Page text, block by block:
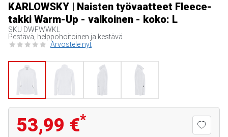
KARLOWSKY | Naisten työvaatteet Fleece-
takki Warm-Up - valkoinen - koko: L
SKU DWFWWKL
Pestävä, helppohoitoinen ja kestävä
Arvostele nyt
53,99 €*